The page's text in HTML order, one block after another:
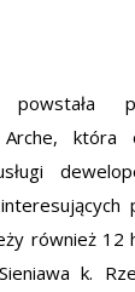
powstała
Arche,
również 12
k.